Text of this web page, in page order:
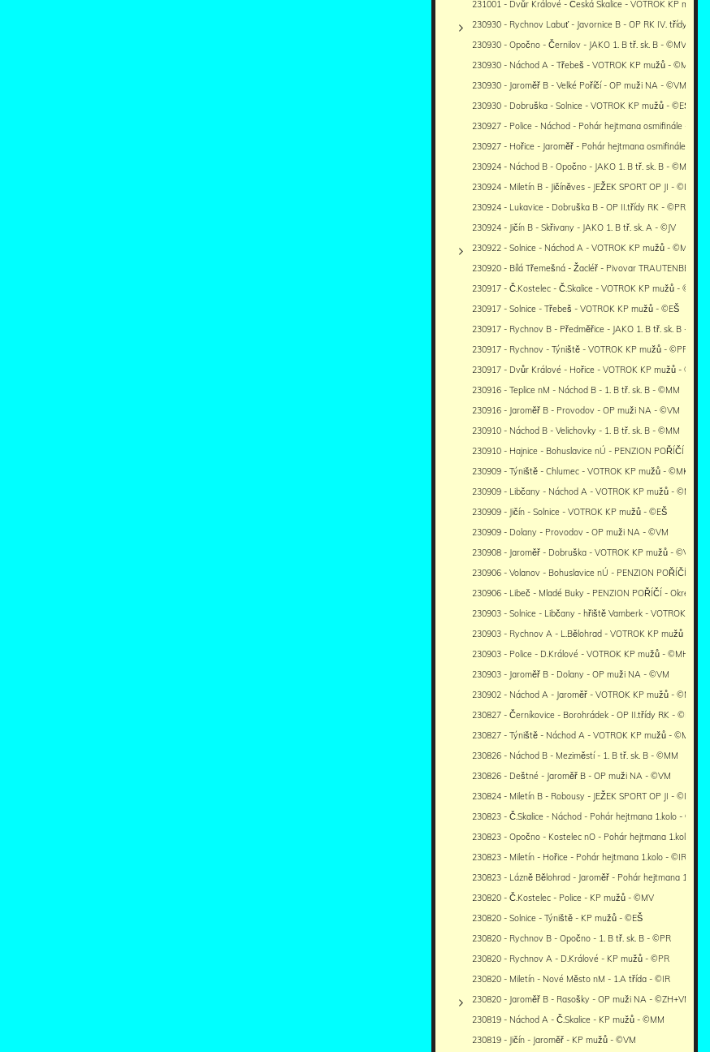
231001 - Dvůr Králové - Česká Skalice - VOTROK KP mužů
230930 - Rychnov Labuť - Javornice B - OP RK IV. třídy -
230930 - Opočno - Černilov - JAKO 1. B tř. sk. B - ©MV
230930 - Náchod A - Třebeš - VOTROK KP mužů - ©MM
230930 - Jaroměř B - Velké Poříčí - OP muži NA - ©VM
230930 - Dobruška - Solnice - VOTROK KP mužů - ©EŠ
230927 - Police - Náchod - Pohár hejtmana osmifinále -
230927 - Hořice - Jaroměř - Pohár hejtmana osmifinále -
230924 - Náchod B - Opočno - JAKO 1. B tř. sk. B - ©MV
230924 - Miletín B - Jičíněves - JEŽEK SPORT OP JI - ©IR
230924 - Lukavice - Dobruška B - OP II.třídy RK - ©PR
230924 - Jičín B - Skřivany - JAKO 1. B tř. sk. A - ©JV
230922 - Solnice - Náchod A - VOTROK KP mužů - ©MM+EŠ
230920 - Bílá Třemešná - Žacléř - Pivovar TRAUTENBERK
230917 - Č.Kostelec - Č.Skalice - VOTROK KP mužů - ©MV
230917 - Solnice - Třebeš - VOTROK KP mužů - ©EŠ
230917 - Rychnov B - Předměřice - JAKO 1. B tř. sk. B - ©PR
230917 - Rychnov - Týniště - VOTROK KP mužů - ©PR
230917 - Dvůr Králové - Hořice - VOTROK KP mužů - ©RJ
230916 - Teplice nM - Náchod B - 1. B tř. sk. B - ©MM
230916 - Jaroměř B - Provodov - OP muži NA - ©VM
230910 - Náchod B - Velichovky - 1. B tř. sk. B - ©MM
230910 - Hajnice - Bohuslavice nÚ - PENZION POŘÍČÍ -
230909 - Týniště - Chlumec - VOTROK KP mužů - ©MK
230909 - Libčany - Náchod A - VOTROK KP mužů - ©MM
230909 - Jičín - Solnice - VOTROK KP mužů - ©EŠ
230909 - Dolany - Provodov - OP muži NA - ©VM
230908 - Jaroměř - Dobruška - VOTROK KP mužů - ©VM
230906 - Volanov - Bohuslavice nÚ - PENZION POŘÍČÍ -
230906 - Libeč - Mladé Buky - PENZION POŘÍČÍ - Okresní
230903 - Solnice - Libčany - hřiště Vamberk - VOTROK KP
230903 - Rychnov A - L.Bělohrad - VOTROK KP mužů - ©PR
230903 - Police - D.Králové - VOTROK KP mužů - ©MH
230903 - Jaroměř B - Dolany - OP muži NA - ©VM
230902 - Náchod A - Jaroměř - VOTROK KP mužů - ©MM
230827 - Černíkovice - Borohrádek - OP II.třídy RK - ©PR
230827 - Týniště - Náchod A - VOTROK KP mužů - ©MM
230826 - Náchod B - Meziměstí - 1. B tř. sk. B - ©MM
230826 - Deštné - Jaroměř B - OP muži NA - ©VM
230824 - Miletín B - Robousy - JEŽEK SPORT OP JI - ©IR
230823 - Č.Skalice - Náchod - Pohár hejtmana 1.kolo - ©MM
230823 - Opočno - Kostelec nO - Pohár hejtmana 1.kolo -
230823 - Miletín - Hořice - Pohár hejtmana 1.kolo - ©IR
230823 - Lázně Bělohrad - Jaroměř - Pohár hejtmana 1.kolo
230820 - Č.Kostelec - Police - KP mužů - ©MV
230820 - Solnice - Týniště - KP mužů - ©EŠ
230820 - Rychnov B - Opočno - 1. B tř. sk. B - ©PR
230820 - Rychnov A - D.Králové - KP mužů - ©PR
230820 - Miletín - Nové Město nM - 1.A třída - ©IR
230820 - Jaroměř B - Rasošky - OP muži NA - ©ZH+VM
230819 - Náchod A - Č.Skalice - KP mužů - ©MM
230819 - Jičín - Jaroměř - KP mužů - ©VM